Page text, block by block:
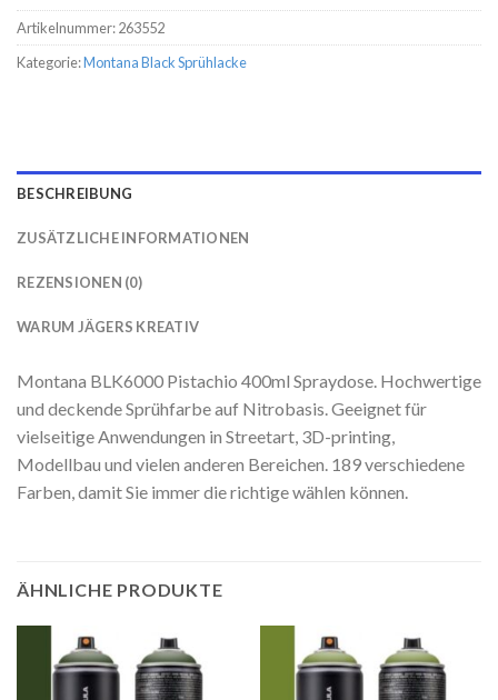
Artikelnummer:263552
Kategorie:Montana Black Sprühlacke
BESCHREIBUNG
ZUSÄTZLICHE INFORMATIONEN
REZENSIONEN (0)
WARUM JÄGERS KREATIV
Montana BLK6000 Pistachio 400ml Spraydose. Hochwertige
und deckende Sprühfarbe auf Nitrobasis. Geeignet für
vielseitige Anwendungen in Streetart, 3D-printing,
Modellbau und vielen anderen Bereichen. 189 verschiedene
Farben, damit Sie immer die richtige wählen können.
ÄHNLICHE PRODUKTE